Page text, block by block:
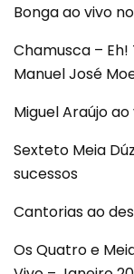
Bonga ao vivo
Chamusca –
Manuel José
Miguel Araújo
Sexteto Meia
sucessos
Cantorias ao
Os Quatro e